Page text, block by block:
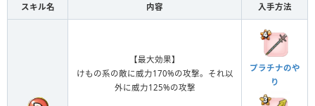
スキル名 内容 入手方法
【最大効果】
けもの系の敵に威力170%の攻撃。それ以
外に威力125%の攻撃
プラチナのや
り